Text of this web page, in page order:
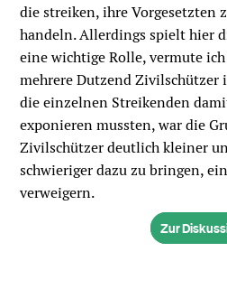
die streiken, ihre Vorgesetzten
handeln. Allerdings spielt hier
eine wichtige Rolle, vermute
mehrere Dutzend Zivilschützer
die einzelnen Streikenden
exponieren mussten, war die
Zivilschützer deutlich kleiner
schwieriger dazu zu bringen,
verweigern.
Zur